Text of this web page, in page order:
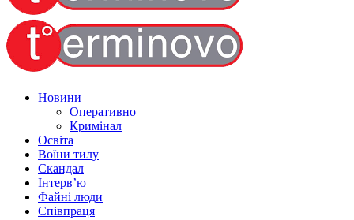
Новини
Оперативно
Кримінал
Освіта
Воїни тилу
Скандал
Інтерв’ю
Файні люди
Співпраця